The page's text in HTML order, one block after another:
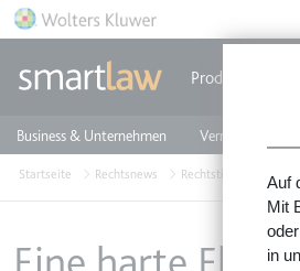
Auf
Mit
in
Direkt zum Inhalt
Produkte
Business & Unternehmen Vermieten &
Startseite Rechtsnews Rechtstipps Familie &